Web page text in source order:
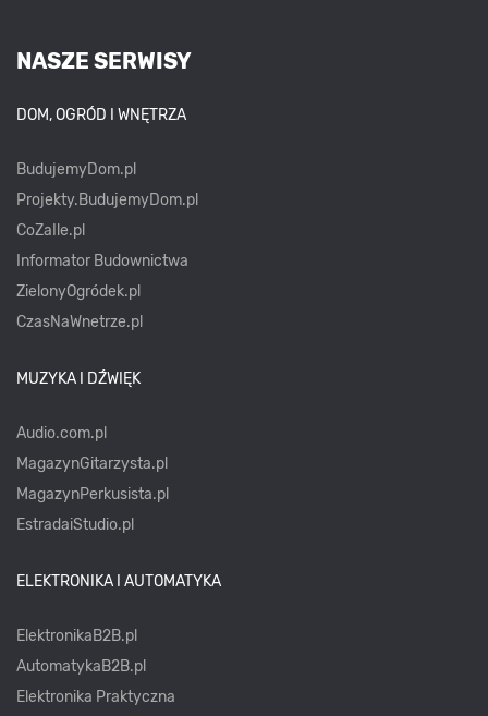
NASZE SERWISY
DOM, OGRÓD I WNĘTRZA
BudujemyDom.pl
Projekty.BudujemyDom.pl
CoZaIle.pl
Informator Budownictwa
ZielonyOgródek.pl
CzasNaWnetrze.pl
MUZYKA I DŹWIĘK
Audio.com.pl
MagazynGitarzysta.pl
MagazynPerkusista.pl
EstradaiStudio.pl
ELEKTRONIKA I AUTOMATYKA
ElektronikaB2B.pl
AutomatykaB2B.pl
Elektronika Praktyczna